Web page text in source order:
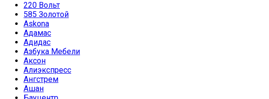
220 Вольт
585 Золотой
Askona
Адамас
Адидас
Азбука Мебели
Аксон
Алиэкспресс
Ангстрем
Ашан